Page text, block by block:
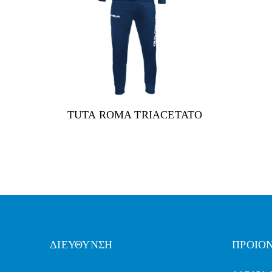
TUTA ROMA TRIACETATO
ΔΙΕΥΘΥΝΣΗ